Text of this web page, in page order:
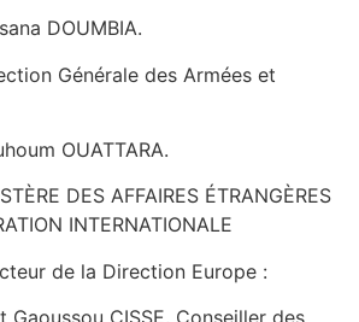
DOUMBIA.
Générale des Armées et
OUATTARA.
DES AFFAIRES ÉTRANGÈRES
INTERNATIONALE
de la Direction Europe :